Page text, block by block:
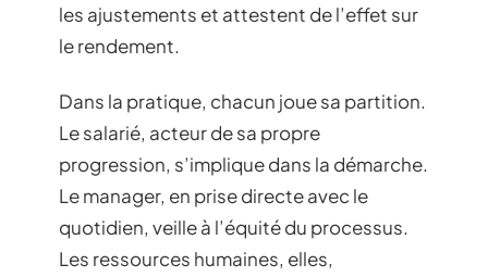
les ajustements et attestent de l’effet sur
le rendement.
Dans la pratique, chacun joue sa partition.
Le salarié, acteur de sa propre
progression, s’implique dans la démarche.
Le manager, en prise directe avec le
quotidien, veille à l’équité du processus.
Les ressources humaines, elles,